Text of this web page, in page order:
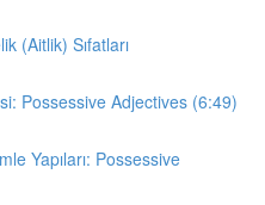
(Aitlik) Sıfatları
Possessive Adjectives (6:49)
Yapıları: Possessive